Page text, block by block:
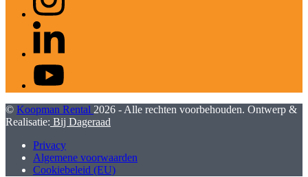
© Koopman Rental 2026 - Alle rechten voorbehouden. Ontwerp &
Realisatie: Bij Dageraad
Privacy
Algemene voorwaarden
Cookiebeleid (EU)